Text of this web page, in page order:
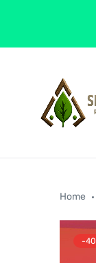
Home
-